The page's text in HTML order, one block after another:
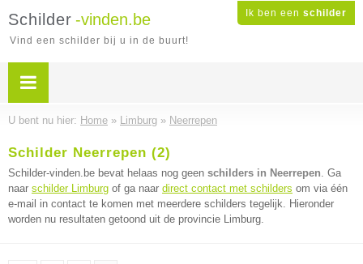
Ik ben een schilder
Schilder -vinden.be
Vind een schilder bij u in de buurt!
U bent nu hier: Home » Limburg » Neerrepen
Schilder Neerrepen (2)
Schilder-vinden.be bevat helaas nog geen schilders in Neerrepen. Ga
naar schilder Limburg of ga naar direct contact met schilders om via één
e-mail in contact te komen met meerdere schilders tegelijk. Hieronder
worden nu resultaten getoond uit de provincie Limburg.